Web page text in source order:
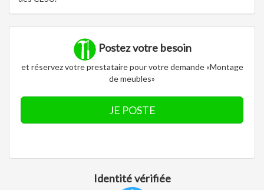
Postez votre besoin
et réservez votre prestataire pour votre demande «Montage
de meubles»
JE POSTE
Identité vérifiée